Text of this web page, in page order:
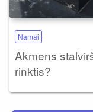
Namai
Akmens
rinktis?